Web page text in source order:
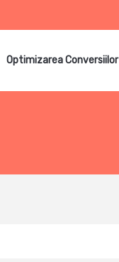
Optimizarea Conversiilor